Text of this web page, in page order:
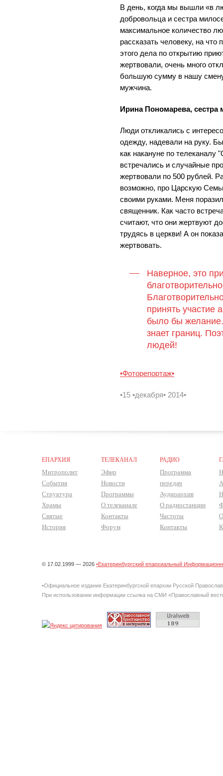
В день, когда мы вышли «в
добровольца и сестра
максимальное количество
рассказать человеку, на что
этого дела по открытию
жертвовали, очень много
большую сумму в нашу
мужчина.
Ирина Пономарева, сестра
Люди откликались с
одежду, надевали на руку.
как накануне по
встречались и случайные
жертвовали по 500 рублей.
возможно, про Царскую
своими руками. Меня
священник. Как часто
считают, что они жертвуют
трудясь в церкви! А он
жертвовать.
Наверное, это
принять участие
было бы
знает границ.
людей!
•Фоторепортаж•
•15 •декабря• 2014•
ЕПАРХИЯ
Митрополит
События
Структура
Храмы
Святые
История
ТЕЛЕКАНАЛ
Эфир
Новости
Программы
О телеканале
Контакты
Форум
РАДИО
Программа
передач
Аудиоархив
О радиостанции
Частоты
Контакты
© 17.02.1999 — 2026•Екатеринбургский епархиальный
•Официальное издание Екатеринбургской епархии Русской
При использовании информации ссылка на СМИ «Православный